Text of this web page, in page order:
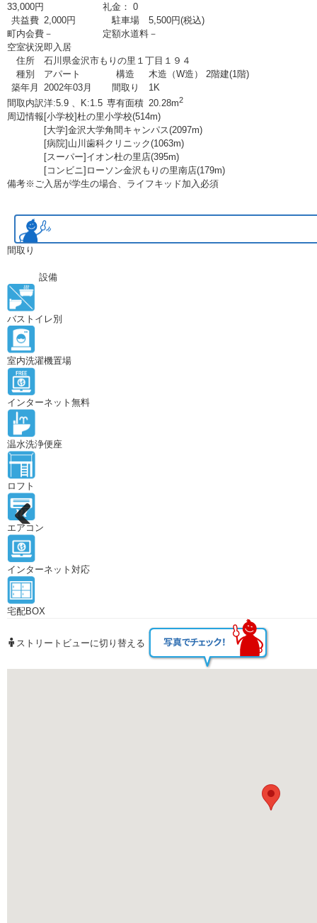
Previous
33,000円
礼金： 0
共益費 2,000円 駐車場
5,500円(税込)
町内会費 － 定額水道料 －
空室状況即入居
住所
石川県金沢市もりの里１丁目１９４
種別
アパート 構造
木造（W造） 2階建(1階)
築年月
2002年03月 間取り
1K
間取内訳洋:5.9 、K:1.5 専有面積 20.28m2
周辺情報 [小学校]杜の里小学校(514m)
[大学]金沢大学角間キャンパス(2097m)
[病院]山川歯科クリニック(1063m)
[スーパー]イオン杜の里店(395m)
[コンビニ]ローソン金沢もりの里南店(179m)
備考※ご入居が学生の場合、ライフキッド加入必須
間取り
設備
バストイレ別
室内洗濯機置場
インターネット無料
温水洗浄便座
ロフト
エアコン
インターネット対応
宅配BOX
ストリートビューに切り替える